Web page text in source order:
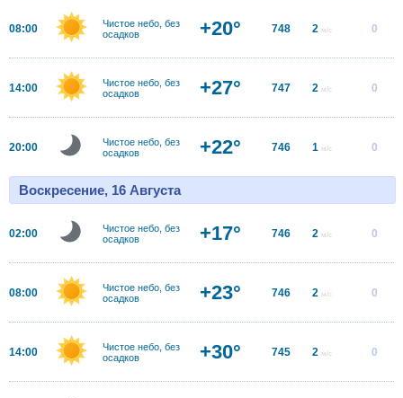
08:00
Чистое небо, без
осадков
+20° 748 2 м/с 0
14:00
Чистое небо, без
осадков
+27° 747 2 м/с 0
20:00
Чистое небо, без
осадков
+22° 746 1 м/с 0
Воскресение, 16 Августа
02:00
Чистое небо, без
осадков
+17° 746 2 м/с 0
08:00
Чистое небо, без
осадков
+23° 746 2 м/с 0
14:00
Чистое небо, без
осадков
+30° 745 2 м/с 0